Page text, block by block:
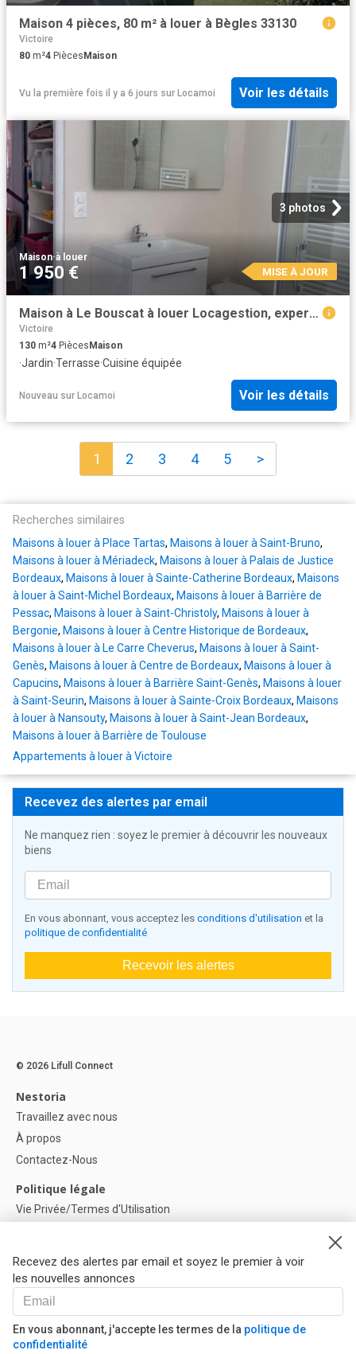
Maison 4 pièces, 80 m² à louer à Bègles 33130
Victoire
80 m²4 Pièces Maison
Vu la première fois il y a 6 jours sur Locamoi Voir les détails
3 photos
Maison·à louer
1 950 € MISE À JOUR
Maison à Le Bouscat à louer Locagestion, expert en gestion locative
Victoire
130 m²4 PiècesMaison
·Jardin·Terrasse·Cuisine équipée
Nouveau sur Locamoi Voir les détails
1 2 3 4 5 >
Recherches similaires
Maisons à louer à Place Tartas, Maisons à louer à Saint-Bruno,
Maisons à louer à Mériadeck, Maisons à louer à Palais de Justice
Bordeaux, Maisons à louer à Sainte-Catherine Bordeaux, Maisons
à louer à Saint-Michel Bordeaux, Maisons à louer à Barrière de
Pessac, Maisons à louer à Saint-Christoly, Maisons à louer à
Bergonie, Maisons à louer à Centre Historique de Bordeaux,
Maisons à louer à Le Carre Cheverus, Maisons à louer à Saint-
Genès, Maisons à louer à Centre de Bordeaux, Maisons à louer à
Capucins, Maisons à louer à Barrière Saint-Genès, Maisons à louer
à Saint-Seurin, Maisons à louer à Sainte-Croix Bordeaux, Maisons
à louer à Nansouty, Maisons à louer à Saint-Jean Bordeaux,
Maisons à louer à Barrière de Toulouse
Appartements à louer à Victoire
Recevez des alertes par email
Ne manquez rien : soyez le premier à découvrir les nouveaux
biens
En vous abonnant, vous acceptez les conditions d'utilisation et la
politique de confidentialité
Recevoir les alertes
Recevez des alertes par email et soyez le premier à voir
les nouvelles annonces
En vous abonnant, j'accepte les termes de la politique de
confidentialité
© 2026 Lifull Connect
Nestoria
Travaillez avec nous
À propos
Contactez-Nous
Politique légale
Vie Privée/Termes d'Utilisation
Paramètres des cookies
Aide
FAQ
Nos Partenaires